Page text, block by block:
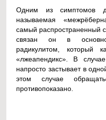
Одним из симптомов
называемая
самый распространенный
связан он в
радикулитом, который
«лжеапендикс». В
напросто застывает в
этом случае
противопоказано.